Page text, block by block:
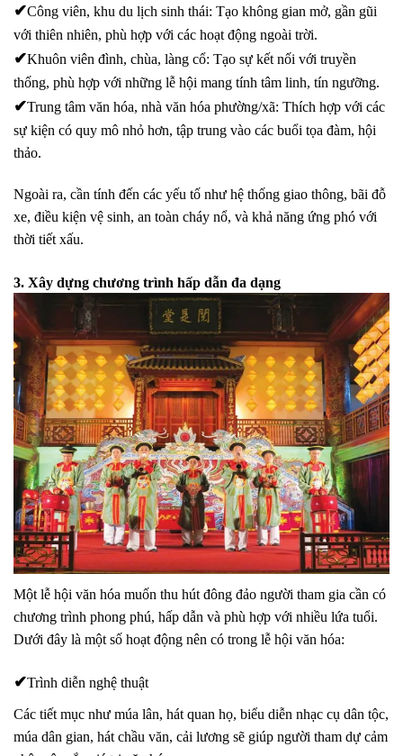
✔Công viên, khu du lịch sinh thái: Tạo không gian mở, gần gũi
với thiên nhiên, phù hợp với các hoạt động ngoài trời.
✔Khuôn viên đình, chùa, làng cổ: Tạo sự kết nối với truyền
thống, phù hợp với những lễ hội mang tính tâm linh, tín ngưỡng.
✔Trung tâm văn hóa, nhà văn hóa phường/xã: Thích hợp với các
sự kiện có quy mô nhỏ hơn, tập trung vào các buổi tọa đàm, hội
thảo.
Ngoài ra, cần tính đến các yếu tố như hệ thống giao thông, bãi đỗ
xe, điều kiện vệ sinh, an toàn cháy nổ, và khả năng ứng phó với
thời tiết xấu.
3. Xây dựng chương trình hấp dẫn đa dạng
Một lễ hội văn hóa muốn thu hút đông đảo người tham gia cần có
chương trình phong phú, hấp dẫn và phù hợp với nhiều lứa tuổi.
Dưới đây là một số hoạt động nên có trong lễ hội văn hóa:
✔Trình diễn nghệ thuật
Các tiết mục như múa lân, hát quan họ, biểu diễn nhạc cụ dân tộc,
múa dân gian, hát chầu văn, cải lương sẽ giúp người tham dự cảm